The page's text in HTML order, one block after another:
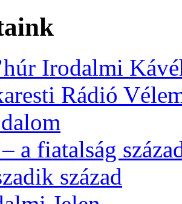
Irodalmi
Rádió
a fiatalság
század